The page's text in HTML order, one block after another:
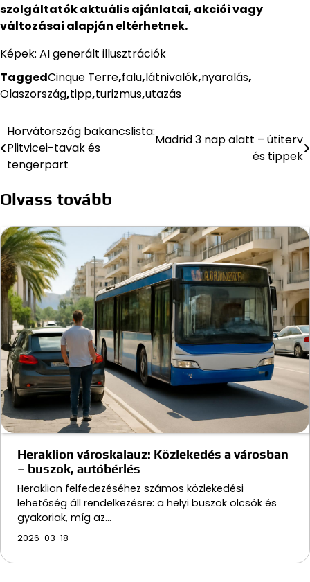
szolgáltatók aktuális ajánlatai, akciói vagy
változásai alapján eltérhetnek.
Képek: AI generált illusztrációk
TaggedCinque Terre,falu,látnivalók,nyaralás,
Olaszország,tipp,turizmus,utazás
Bejegyzés
navigáció
Horvátország bakancslista:
Plitvicei-tavak és
tengerpart
Madrid 3 nap alatt – útiterv
és tippek
Olvass tovább
Heraklion városkalauz: Közlekedés a városban
– buszok, autóbérlés
Heraklion felfedezéséhez számos közlekedési
lehetőség áll rendelkezésre: a helyi buszok olcsók és
gyakoriak, míg az…
2026-03-18